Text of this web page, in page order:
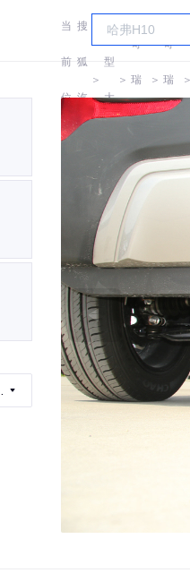
当
前
位
置:
搜
狐
汽
＞
车
型
大
＞
奇
瑞
QQ
＞
奇
瑞
QQ